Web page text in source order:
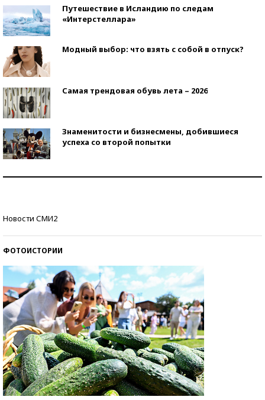
Путешествие в Исландию по следам
«Интерстеллара»
Модный выбор: что взять с собой в отпуск?
Самая трендовая обувь лета – 2026
Знаменитости и бизнесмены, добившиеся
успеха со второй попытки
Новости СМИ2
ФОТОИСТОРИИ